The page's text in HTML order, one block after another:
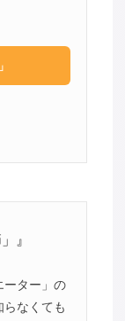
』
ーター」の
なくても